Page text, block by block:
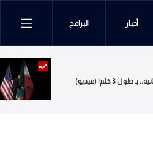
أخبار البرامج
طول 3 كلم! (فيديو)